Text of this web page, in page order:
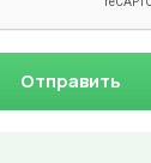
Отправить